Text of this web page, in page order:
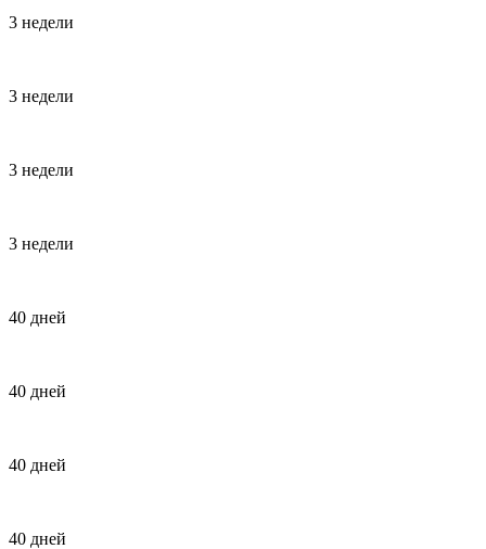
3 недели
3 недели
3 недели
3 недели
40 дней
40 дней
40 дней
40 дней